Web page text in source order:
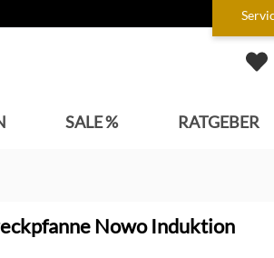
SALE % RATGEBER
Nowo Induktion